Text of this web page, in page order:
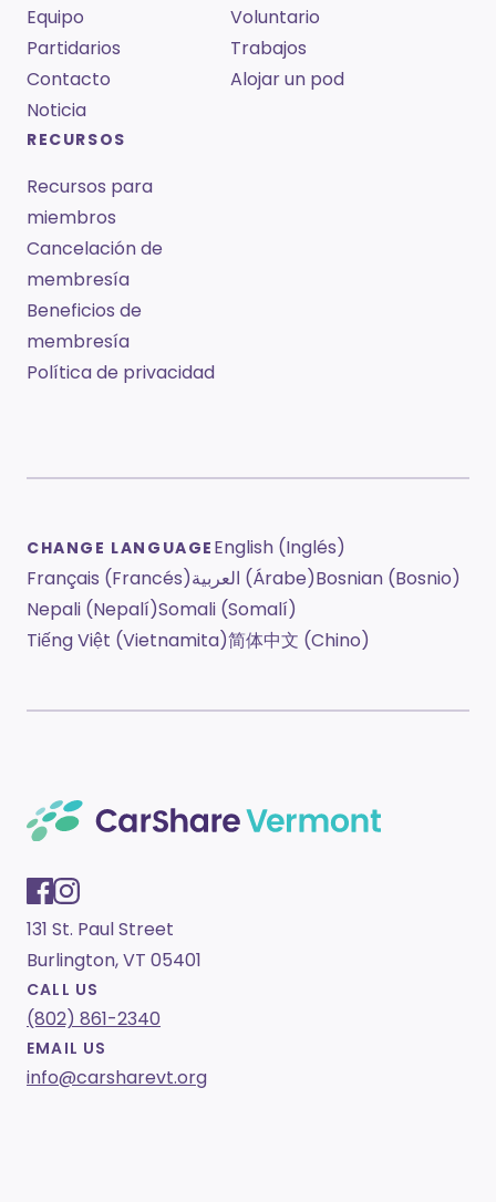
Equipo
Partidarios
Contacto
Noticia
Voluntario
Trabajos
Alojar un pod
RECURSOS
Recursos para
miembros
Cancelación de
membresía
Beneficios de
membresía
Política de privacidad
CHANGE LANGUAGE English (Inglés)
Français (Francés)
العربية (Árabe)Bosnian (Bosnio)
Nepali (Nepalí)Somali (Somalí)
Tiếng Việt (Vietnamita)简体中文 (Chino)
131 St. Paul Street
Burlington, VT 05401
CALL US
(802) 861-2340
EMAIL US
info@carsharevt.org